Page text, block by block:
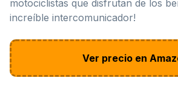
motociclistas que disfrutan de los
increíble intercomunicador!
Ver precio en